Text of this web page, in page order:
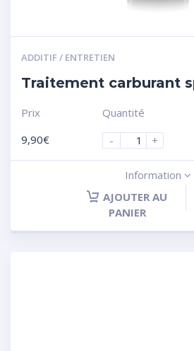
ADDITIF / ENTRETIEN
Traitement carburant
Prix
9,90€
Quantité
-
+
Information
AJOUTER AU
PANIER